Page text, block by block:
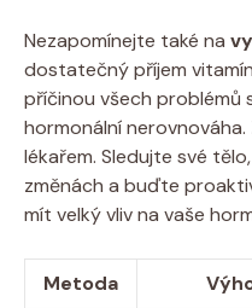
Nezapomínejte také na
dostatečný příjem
příčinou všech problémů
hormonální
lékařem. Sledujte své
změnách a buďte
mít velký vliv na vaše
Metoda